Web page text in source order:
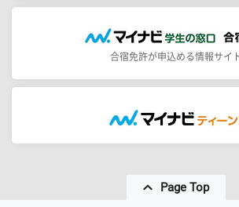
合宿免許が申込める情報サイ
Page Top